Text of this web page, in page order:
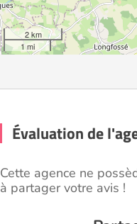
2 km
1 mi
Évaluation de
Cette agence ne
à partager votre avis !